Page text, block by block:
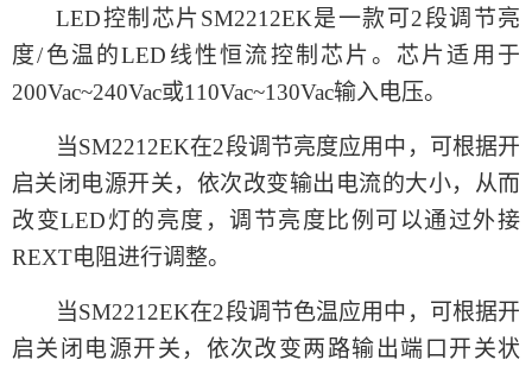
LED控制芯片SM2212EK是一款可 2段调节亮
度/色温的LED线性恒流控制芯片。 芯片适用于
200Vac~240Vac或110Vac~130Vac输入电压。
当SM2212EK在2段调节亮度应用中，可根据开
启关闭电源开关，依次改变输出电流的大小，从而
改变LED灯的亮度，调节亮度比例可以通过外接
REXT电阻进行调整。
当SM2212EK在2段调节色温应用中，可根据开
启关闭电源开关，依次改变两路输出端口开关状